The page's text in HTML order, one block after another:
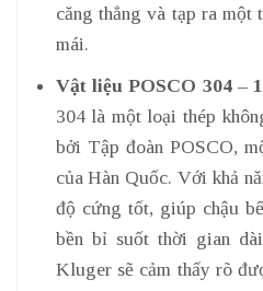
căng thẳng và tạp ra một
mái.
Vật liệu POSCO 304 –
304 là một loại thép
bởi Tập đoàn POSCO,
của Hàn Quốc. Với khả
độ cứng tốt, giúp chậu
bền bỉ suốt thời gian
Kluger sẽ cảm thấy rõ